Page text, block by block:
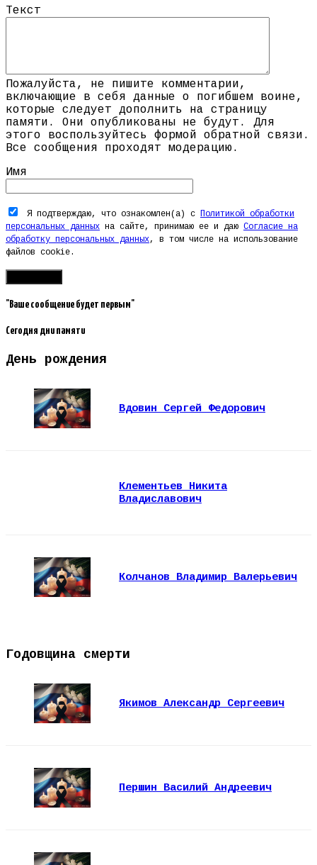
Текст
Пожалуйста, не пишите комментарии,
включающие в себя данные о погибшем воине,
которые следует дополнить на страницу
памяти. Они опубликованы не будут. Для
этого воспользуйтесь формой обратной связи.
Все сообщения проходят модерацию.
Имя
Я подтверждаю, что ознакомлен(а) с
Политикой обработки
персональных данных на сайте, принимаю ее и даю Согласие на
обработку персональных данных, в том числе на использование
файлов cookie.
"Ваше сообщение будет первым"
Сегодня дни памяти
День рождения
Вдовин Сергей Федорович
Клементьев Никита
Владиславович
Колчанов Владимир Валерьевич
Годовщина смерти
Якимов Александр Сергеевич
Першин Василий Андреевич